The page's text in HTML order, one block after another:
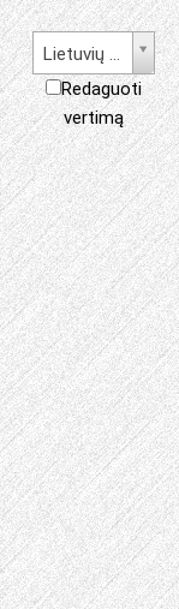
Lietuvių kalba
Redaguoti
vertimą